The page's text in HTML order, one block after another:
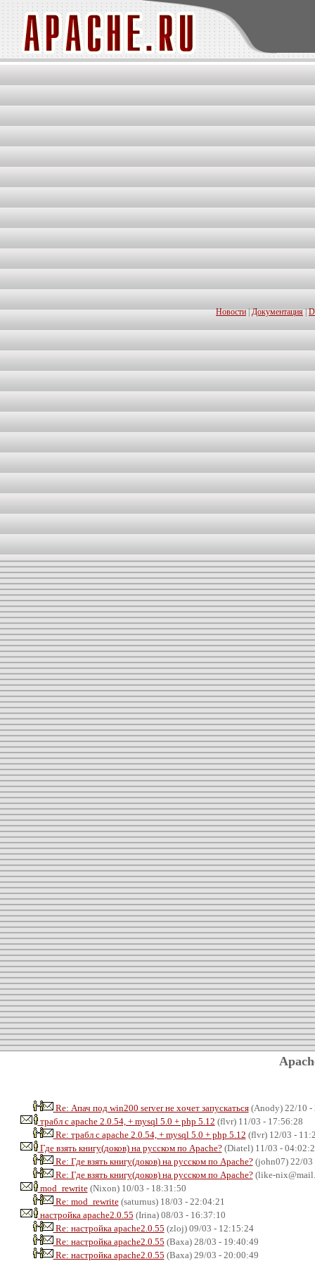
Новости|Документация|
Re: Апач под win200 server не хочет запускаться(Anody) 22/10 -
трабл с apache 2.0.54, + mysql 5.0 + php 5.12 (flvr) 11/03 - 17:56:28
Re: трабл с apache 2.0.54, + mysql 5.0 + php 5.12 (flvr) 12/03 -
Где взять книгу(доков) на русском по Apache?(Diatel) 11/03 -
Re: Где взять книгу(доков) на русском по Apache?(john07) 22/03
Re: Где взять книгу(доков) на русском по Apache?(like-
mod_rewrite(Nixon) 10/03 - 18:31:50
Re: mod_rewrite(saturnus) 18/03 - 22:04:21
настройка apache2.0.55 (Irina) 08/03 - 16:37:10
Re: настройка apache2.0.55 (zloj) 09/03 - 12:15:24
Re: настройка apache2.0.55 (Ваха) 28/03 - 19:40:49
Re: настройка apache2.0.55 (Ваха) 29/03 - 20:00:49